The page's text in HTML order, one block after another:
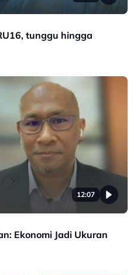
tunggu hingga
12:07
Ekonomi Jadi Ukuran